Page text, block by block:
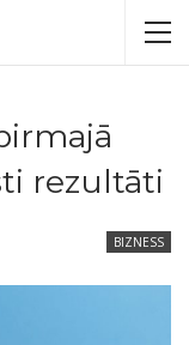
rezultāti
BIZNESS